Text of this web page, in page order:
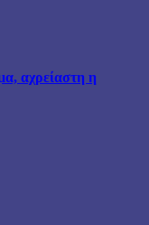
αχρείαστη η